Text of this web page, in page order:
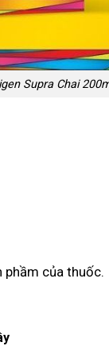
Supra Chai
phầm của thuốc.